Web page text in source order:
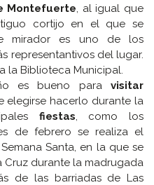
Montefuerte, al igual que
cortijo en el que se
mirador es uno de los
representantivos del lugar.
la Biblioteca Municipal.
es bueno para visitar
elegirse hacerlo durante la
fiestas, como los
de febrero se realiza el
Santa, en la que se
Cruz durante la madrugada
de las barriadas de Las